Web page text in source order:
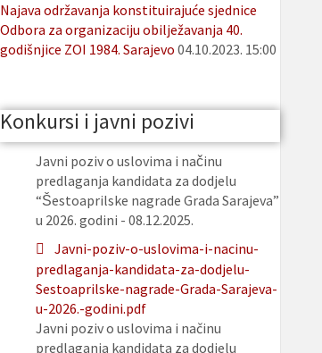
Najava održavanja konstituirajuće sjednice
Odbora za organizaciju obilježavanja 40.
godišnjice ZOI 1984. Sarajevo 04.10.2023. 15:00
Konkursi i javni pozivi
Javni poziv o uslovima i načinu
predlaganja kandidata za dodjelu
“Šestoaprilske nagrade Grada Sarajeva”
u 2026. godini - 08.12.2025.
Javni-poziv-o-uslovima-i-nacinu-
predlaganja-kandidata-za-dodjelu-
Sestoaprilske-nagrade-Grada-Sarajeva-
u-2026.-godini.pdf
Javni poziv o uslovima i načinu
predlaganja kandidata za dodjelu